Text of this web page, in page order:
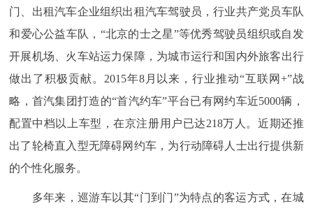
门、出租汽车企业组织出租汽车驾驶员，行业共产党员车队
和爱心公益车队，“北京的士之星”等优秀驾驶员组织或自发
开展机场、火车站运力保障，为城市运行和国内外旅客出行
做出了积极贡献。2015年8月以来，行业推动“互联网+”战
略，首汽集团打造的“首汽约车”平台已有网约车近5000辆，
配置中档以上车型，在京注册用户已达218万人。近期还推
出了轮椅直入型无障碍网约车，为行动障碍人士出行提供新
的个性化服务。
多年来，巡游车以其“门到门”为特点的客运方式，在城